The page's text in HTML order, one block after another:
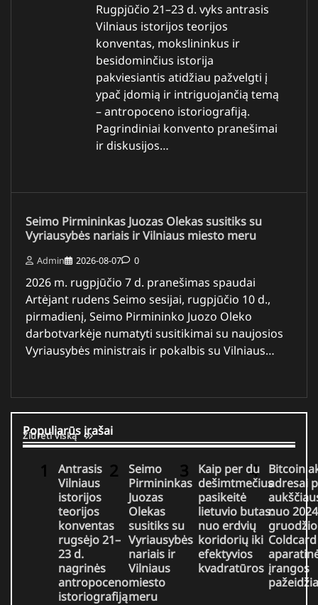
Rugpjūčio 21–23 d. vyks antrasis
Vilniaus istorijos teorijos
konventas, mokslininkus ir
besidominčius istorija
pakviesiantis atidžiau pažvelgti į
ypač įdomią ir intriguojančią temą
– antropoceno istoriografiją.
Pagrindiniai konvento pranešimai
ir diskusijos…
Seimo Pirmininkas Juozas Olekas susitiks su
Vyriausybės nariais ir Vilniaus miesto meru
Admin 2026-08-07 0
2026 m. rugpjūčio 7 d. pranešimas spaudai
Artėjant rudens Seimo sesijai, rugpjūčio 10 d.,
pirmadienį, Seimo Pirmininko Juozo Oleko
darbotvarkėje numatyti susitikimai su naujosios
Vyriausybės ministrais ir pokalbis su Vilniaus…
Populiarūs įrašai
Žiūrėti viską
Antrasis
Vilniaus
istorijos
teorijos
konventas
rugsėjo 21–
23 d.
nagrinės
antropoceno
istoriografiją
Seimo
Pirmininkas
Juozas
Olekas
susitiks su
Vyriausybės
nariais ir
Vilniaus
miesto
meru
Kaip per du
dešimtmečius
pasikeitė
lietuvio butas:
nuo erdvių
koridorių iki
efektyvios
kvadratūros
Bitcoin
adresai
nuo
Coldcard
įrangos